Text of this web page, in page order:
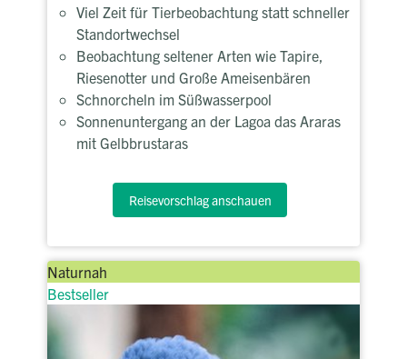
Viel Zeit für Tierbeobachtung statt schneller
Standortwechsel
Beobachtung seltener Arten wie Tapire,
Riesenotter und Große Ameisenbären
Schnorcheln im Süßwasserpool
Sonnenuntergang an der Lagoa das Araras
mit Gelbbrustaras
Reisevorschlag anschauen
Naturnah
Bestseller